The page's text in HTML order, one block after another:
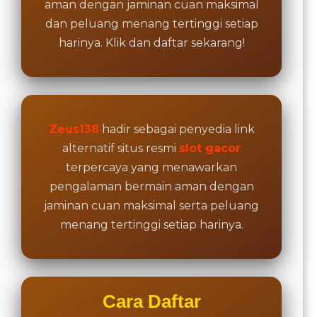
aman dengan jaminan cuan maksimal
dan peluang menang tertinggi setiap
harinya. Klik dan daftar sekarang!
Zeus138hadir sebagai penyedia link
alternatif situs resmi slot gacor
terpercaya yang menawarkan
pengalaman bermain aman dengan
jaminan cuan maksimal serta peluang
menang tertinggi setiap harinya.
Cara Daftar